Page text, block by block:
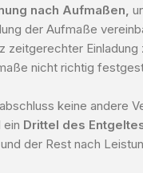
nach Aufmaßen,
der Aufmaße
zeitgerechter Einladung
nicht richtig
keine andere
Drittel des
der Rest nach